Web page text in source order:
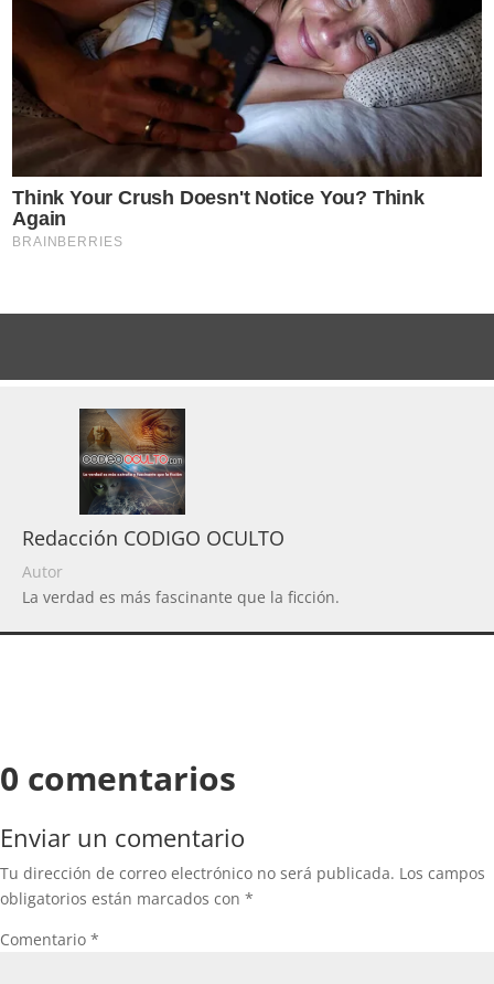
Redacción CODIGO OCULTO
Autor
La verdad es más fascinante que la ficción.
0 comentarios
Enviar un comentario
Tu dirección de correo electrónico no será publicada. Los campos
obligatorios están marcados con *
Comentario *